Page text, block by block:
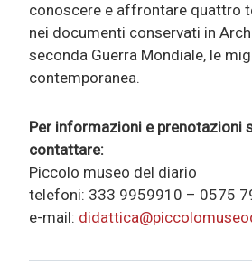
conoscere e affrontare quattro
nei documenti conservati in
seconda Guerra Mondiale, le
contemporanea.
Per informazioni e prenotazioni
contattare:
Piccolo museo del diario
telefoni: 333 9959910 – 0575
e-mail: